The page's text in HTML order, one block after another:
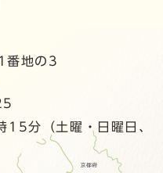
番地の3
分（土曜・日曜日、